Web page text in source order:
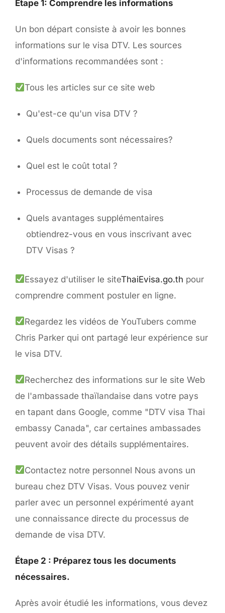
Étape 1: Comprendre les informations
Un bon départ consiste à avoir les bonnes
informations sur le visa DTV. Les sources
d'informations recommandées sont :
Tous les articles sur ce site web
Qu'est-ce qu'un visa DTV ?
Quels documents sont nécessaires?
Quel est le coût total ?
Processus de demande de visa
Quels avantages supplémentaires
obtiendrez-vous en vous inscrivant avec
DTV Visas ?
Essayez d'utiliser le siteThaiEvisa.go.th pour
comprendre comment postuler en ligne.
Regardez les vidéos de YouTubers comme
Chris Parker qui ont partagé leur expérience sur
le visa DTV.
Recherchez des informations sur le site Web
de l'ambassade thaïlandaise dans votre pays
en tapant dans Google, comme "DTV visa Thai
embassy Canada", car certaines ambassades
peuvent avoir des détails supplémentaires.
Contactez notre personnel Nous avons un
bureau chez DTV Visas. Vous pouvez venir
parler avec un personnel expérimenté ayant
une connaissance directe du processus de
demande de visa DTV.
Étape 2 : Préparez tous les documents
nécessaires.
Après avoir étudié les informations, vous devez